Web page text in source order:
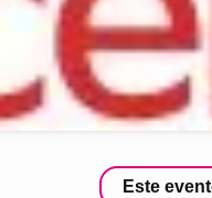
Este